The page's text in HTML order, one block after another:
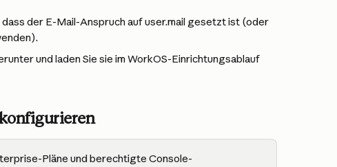
dass der E-Mail-Anspruch auf user.mail gesetzt ist (oder
und laden Sie sie im WorkOS-Einrichtungsablauf
Pläne und berechtigte Console-